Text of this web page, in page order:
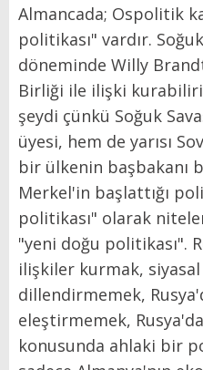
Almancada; Ospolitik
politikası" vardır.
döneminde Willy
Birliği ile ilişki
şeydi çünkü Soğuk
üyesi, hem de yarısı
bir ülkenin başbakanı
Merkel'in başlattığı
politikası" olarak
"yeni doğu politikası".
ilişkiler kurmak,
dillendirmemek,
eleştirmemek,
konusunda ahlaki bir